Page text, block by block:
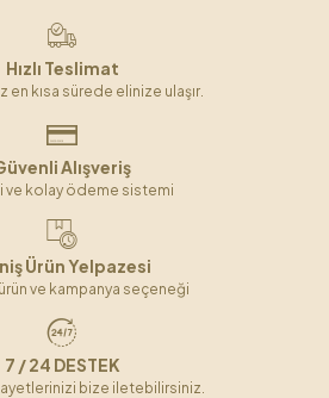
Hızlı Teslimat
en kısa sürede elinize ulaşır.
Alışveriş
ve kolay ödeme sistemi
Ürün Yelpazesi
ve kampanya seçeneği
7 / 24 DESTEK
bize iletebilirsiniz.